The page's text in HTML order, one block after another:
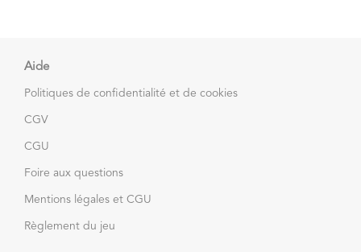
Aide
Politiques de confidentialité et de cookies
CGV
CGU
Foire aux questions
Mentions légales et CGU
Règlement du jeu